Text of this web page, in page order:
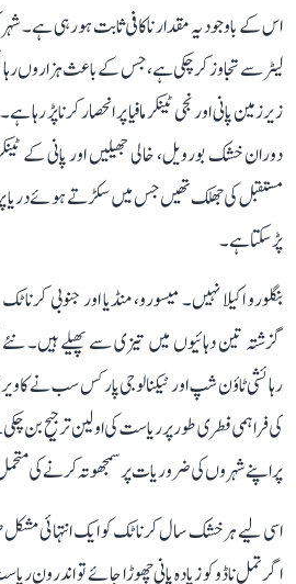
لیٹر سے تجاوز کر چکی ہے، جس کے باعث ہزاروں
دوران خشک بورویل، خالی جھیلیں اور پانی کے
مستقبل کی جھلک تھیں جس میں سکڑتے ہوئے دریا
پڑ سکتا ہے۔
بنگلورو اکیلا نہیں۔ میسورو، منڈیا اور جنوبی
گزشتہ تین دہائیوں میں تیزی سے پھیلے ہیں۔ نئے
رہائشی ٹاؤن شپ اور ٹیکنالوجی پارکس سب نے
کی فراہمی فطری طور پر ریاست کی اولین ترجیح بن
پر اپنے شہروں کی ضروریات پر سمجھوتہ کرنے کی
اسی لیے ہر خشک سال کرناٹک کو ایک انتہائی
اگر تمل ناڈو کو زیادہ پانی چھوڑا جائے تو اندرونِ